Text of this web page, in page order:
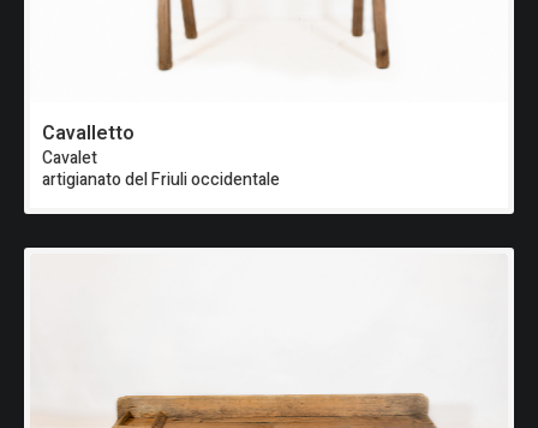
Cavalletto
Cavalet
artigianato del Friuli occidentale